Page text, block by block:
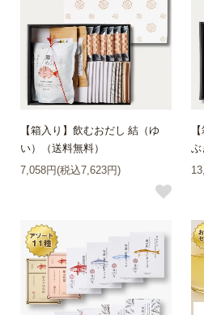
【箱入り】飲むおだし 結（ゆ
い）（送料無料）
7,058円(税込7,623円)
ぶ